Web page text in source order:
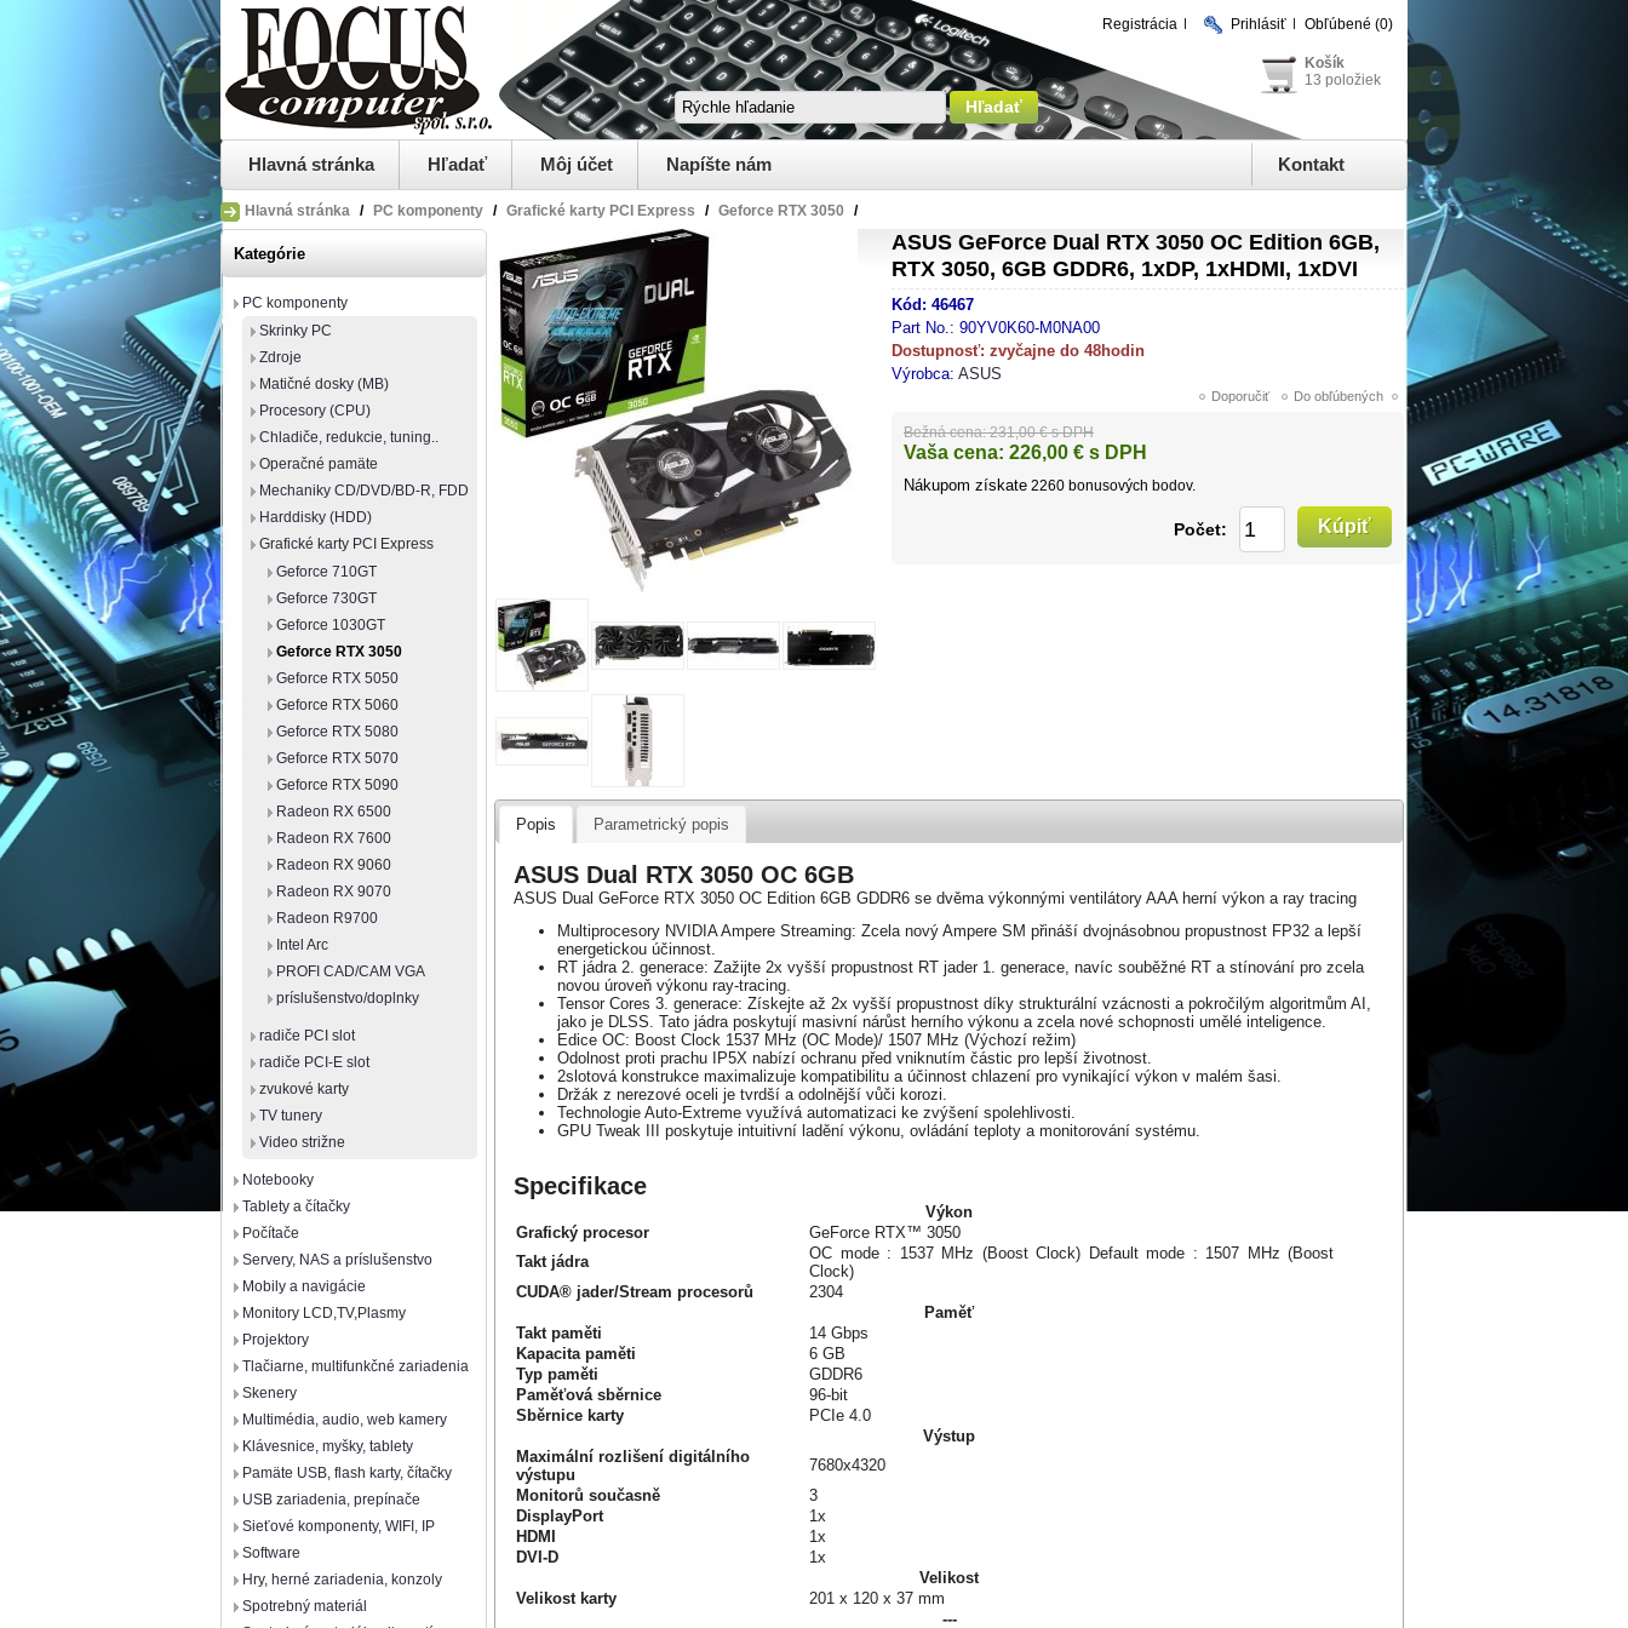
Registrácia Prihlásiť Obľúbené (0)
Košík
13 položiek
Hlavná stránka Hľadať Môj účet Napíšte nám Kontakt
Hlavná stránka / PC komponenty / Grafické karty PCI Express / Geforce RTX 3050 /
Kategórie
PC komponenty
Skrinky PC
Zdroje
Matičné dosky (MB)
Procesory (CPU)
Chladiče, redukcie, tuning..
Operačné pamäte
Mechaniky CD/DVD/BD-R, FDD
Harddisky (HDD)
Grafické karty PCI Express
Geforce 710GT
Geforce 730GT
Geforce 1030GT
Geforce RTX 3050
Geforce RTX 5050
Geforce RTX 5060
Geforce RTX 5080
Geforce RTX 5070
Geforce RTX 5090
Radeon RX 6500
Radeon RX 7600
Radeon RX 9060
Radeon RX 9070
Radeon R9700
Intel Arc
PROFI CAD/CAM VGA
príslušenstvo/doplnky
radiče PCI slot
radiče PCI-E slot
zvukové karty
TV tunery
Video strižne
Notebooky
Tablety a čítačky
Počítače
Servery, NAS a príslušenstvo
Mobily a navigácie
Monitory LCD,TV,Plasmy
Projektory
Tlačiarne, multifunkčné zariadenia
Skenery
Multimédia, audio, web kamery
Klávesnice, myšky, tablety
Pamäte USB, flash karty, čítačky
USB zariadenia, prepínače
Sieťové komponenty, WIFI, IP
Software
Hry, herné zariadenia, konzoly
Spotrebný materiál
ASUS GeForce Dual RTX 3050 OC Edition 6GB,
RTX 3050, 6GB GDDR6, 1xDP, 1xHDMI, 1xDVI
Kód: 46467
Part No.: 90YV0K60-M0NA00
Dostupnosť: zvyčajne do 48hodin
Výrobca: ASUS
Bežná cena: 231,00 € s DPH
Vaša cena: 226,00 € s DPH
Nákupom získate 2260 bonusových bodov.
Počet:
Popis Parametrický popis
ASUS Dual RTX 3050 OC 6GB
ASUS Dual GeForce RTX 3050 OC Edition 6GB GDDR6 se dvěma výkonnými ventilátory AAA herní výkon a ray tracing
Multiprocesory NVIDIA Ampere Streaming: Zcela nový Ampere SM přináší dvojnásobnou propustnost FP32 a lepší
energetickou účinnost.
RT jádra 2. generace: Zažijte 2x vyšší propustnost RT jader 1. generace, navíc souběžné RT a stínování pro zcela
novou úroveň výkonu ray-tracing.
Tensor Cores 3. generace: Získejte až 2x vyšší propustnost díky strukturální vzácnosti a pokročilým algoritmům AI,
jako je DLSS. Tato jádra poskytují masivní nárůst herního výkonu a zcela nové schopnosti umělé inteligence.
Edice OC: Boost Clock 1537 MHz (OC Mode)/ 1507 MHz (Výchozí režim)
Odolnost proti prachu IP5X nabízí ochranu před vniknutím částic pro lepší životnost.
2slotová konstrukce maximalizuje kompatibilitu a účinnost chlazení pro vynikající výkon v malém šasi.
Držák z nerezové oceli je tvrdší a odolnější vůči korozi.
Technologie Auto-Extreme využívá automatizaci ke zvýšení spolehlivosti.
GPU Tweak III poskytuje intuitivní ladění výkonu, ovládání teploty a monitorování systému.
Specifikace
Výkon
Grafický procesor
GeForce RTX™ 3050
Takt jádra
OC mode : 1537 MHz (Boost Clock) Default mode : 1507 MHz (Boost
Clock)
CUDA® jader/Stream procesorů
2304
Paměť
Takt paměti
14 Gbps
Kapacita paměti
6 GB
Typ paměti
GDDR6
Paměťová sběrnice
96-bit
Sběrnice karty
PCIe 4.0
Výstup
Maximální rozlišení digitálního
výstupu
7680x4320
Monitorů současně
3
DisplayPort
1x
HDMI
1x
DVI-D
1x
Velikost
Velikost karty
201 x 120 x 37 mm
---